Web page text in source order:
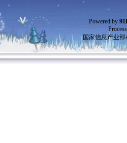
Powered by
国家信息产业部